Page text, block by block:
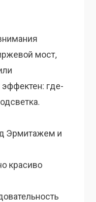
мост,
где-
Эрмитажем и
красиво